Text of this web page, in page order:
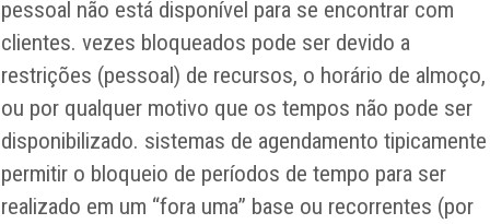
pessoal não está disponível para se encontrar com
clientes. vezes bloqueados pode ser devido a
restrições (pessoal) de recursos, o horário de almoço,
ou por qualquer motivo que os tempos não pode ser
disponibilizado. sistemas de agendamento tipicamente
permitir o bloqueio de períodos de tempo para ser
realizado em um “fora uma” base ou recorrentes (por